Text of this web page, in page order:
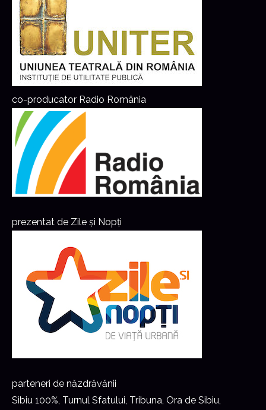
co-producator Radio România
prezentat de Zile și Nopți
parteneri de năzdrăvănii
Sibiu 100%, Turnul Sfatului, Tribuna, Ora de Sibiu,